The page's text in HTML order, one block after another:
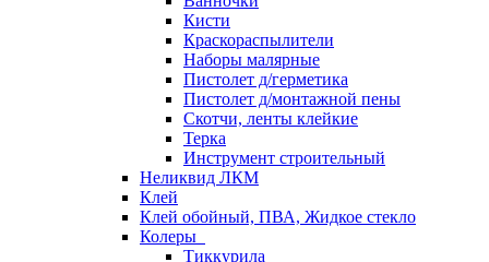
Кисти
Краскораспылители
Наборы малярные
Пистолет д/герметика
Пистолет д/монтажной пены
Скотчи, ленты клейкие
Терка
Инструмент строительный
Неликвид ЛКМ
Клей
Клей обойный, ПВА, Жидкое стекло
Колеры
Тиккурила